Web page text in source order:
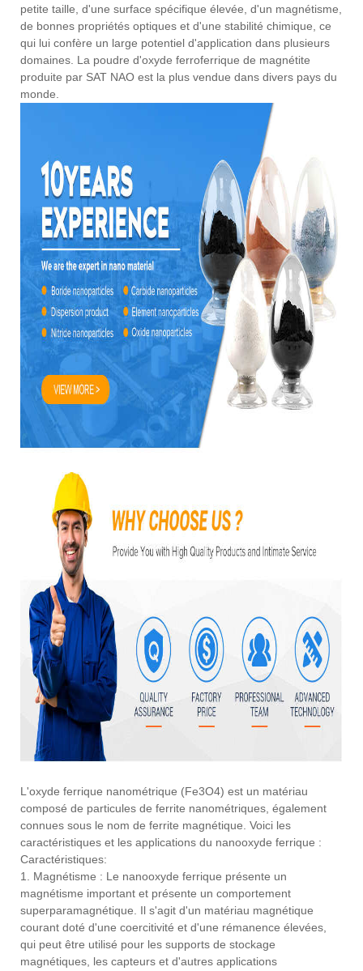
petite taille, d'une surface spécifique élevée, d'un magnétisme,
de bonnes propriétés optiques et d'une stabilité chimique, ce
qui lui confère un large potentiel d'application dans plusieurs
domaines. La poudre d'oxyde ferroferrique de magnétite
produite par SAT NAO est la plus vendue dans divers pays du
monde.
L'oxyde ferrique nanométrique (Fe3O4) est un matériau
composé de particules de ferrite nanométriques, également
connues sous le nom de ferrite magnétique. Voici les
caractéristiques et les applications du nanooxyde ferrique :
Caractéristiques:
1. Magnétisme : Le nanooxyde ferrique présente un
magnétisme important et présente un comportement
superparamagnétique. Il s'agit d'un matériau magnétique
courant doté d'une coercitivité et d'une rémanence élevées,
qui peut être utilisé pour les supports de stockage
magnétiques, les capteurs et d'autres applications